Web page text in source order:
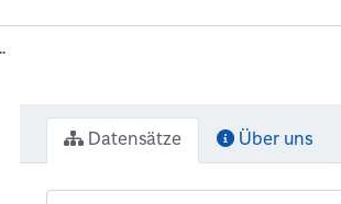
Datensätze Über uns